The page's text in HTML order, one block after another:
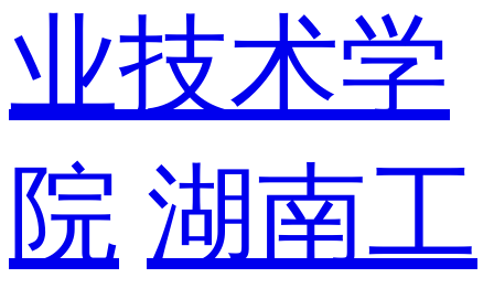
业技术学
院 湖南工